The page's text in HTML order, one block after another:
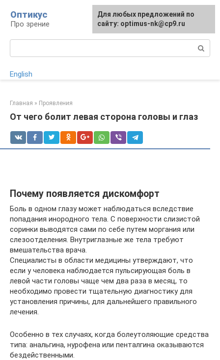
контенту
Оптикус
Про зрение
English
Главная » Проявления
От чего болит левая сторона головы и глаз
Почему появляется дискомфорт
Боль в одном глазу может наблюдаться вследствие
попадания инородного тела. С поверхности слизистой
соринки выводятся сами по себе путем моргания или
слезоотделения. Внутриглазные же тела требуют
вмешательства врача.
Специалисты в области медицины утверждают, что
если у человека наблюдается пульсирующая боль в
левой части головы чаще чем два раза в месяц, то
необходимо провести тщательную диагностику для
установления причины, для дальнейшего правильного
лечения.
Особенно в тех случаях, когда болеутоляющие средства
типа: анальгина, нурофена или пенталгина оказываются
бездейственными.
Для любых предложений по
сайту: optimus-nk@cp9.ru